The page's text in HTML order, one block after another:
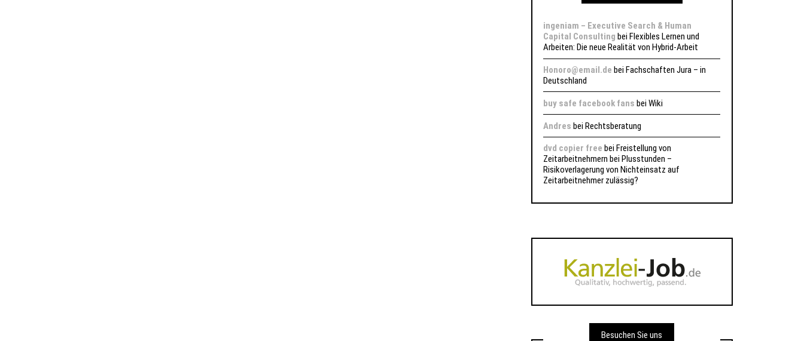
ingeniam – Executive Search & Human
Capital Consulting bei Flexibles Lernen und
Arbeiten: Die neue Realität von Hybrid-Arbeit
Honoro@email.de beiFachschaften Jura – in
Deutschland
buy safe facebook fans beiWiki
Andres beiRechtsberatung
dvd copier free bei Freistellung von
Zeitarbeitnehmern bei Plusstunden –
Risikoverlagerung von Nichteinsatz auf
Zeitarbeitnehmer zulässig?
Besuchen Sie uns